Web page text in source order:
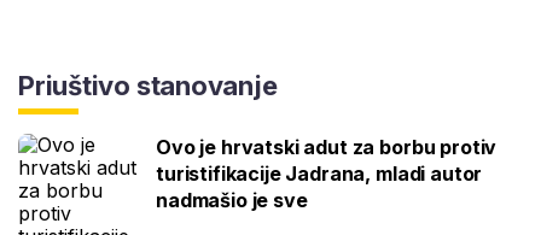
Priuštivo stanovanje
Ovo je hrvatski adut za borbu protiv
turistifikacije Jadrana, mladi autor
nadmašio je sve